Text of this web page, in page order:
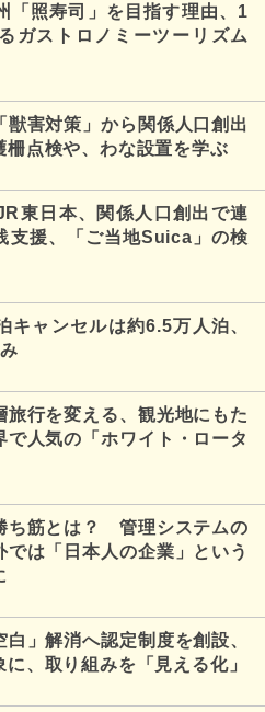
「照寿司」を目指す理由、1
ガストロノミーツーリズム
獣害対策」から関係人口創出
柵点検や、わな設置を学ぶ
東日本、関係人口創出で連
支援、「ご当地Suica」の検
キャンセルは約6.5万人泊、
旅行を変える、観光地にもた
で人気の「ホワイト・ロータ
ち筋とは？ 管理システムの
は「日本人の企業」という
」解消へ認定制度を創設、
、取り組みを「見える化」